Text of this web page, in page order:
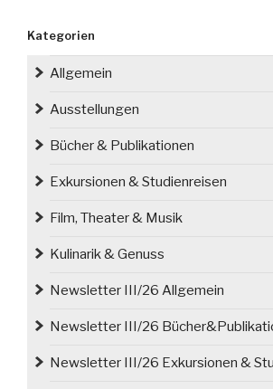
der
Jahrhunderthalle
Wrocław
begeistert
wieder“
Kategorien
Allgemein
Ausstellungen
Bücher & Publikationen
Exkursionen & Studienreisen
Film, Theater & Musik
Kulinarik & Genuss
Newsletter III/26 Allgemein
Newsletter III/26
Newsletter III/26 Exkursionen &